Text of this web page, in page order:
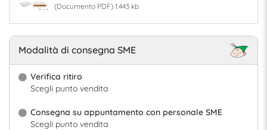
(Documento PDF) 1.443 kb
Modalità di consegna SME
Verifica ritiro
Scegli punto vendita
Consegna su appuntamento con personale SME
Scegli punto vendita